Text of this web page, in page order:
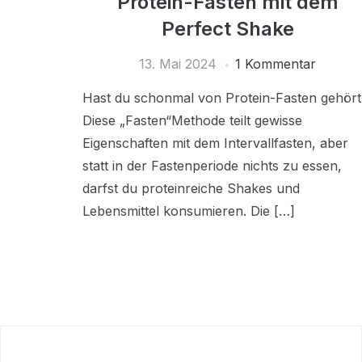
Perfect Shake
13. Mai 2024 1 Kommentar
Hast du schonmal von Protein-Fasten
Diese „Fasten“Methode teilt gewisse
Eigenschaften mit dem Intervallfasten, aber
statt in der Fastenperiode nichts zu essen,
darfst du proteinreiche Shakes und
Lebensmittel konsumieren. Die […]